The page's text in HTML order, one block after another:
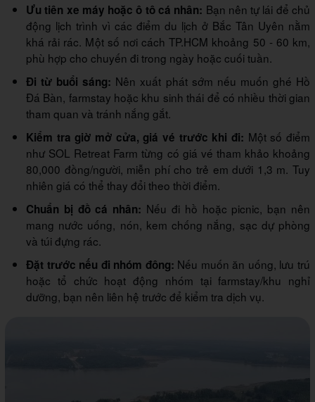
Ưu tiên xe máy hoặc ô tô cá nhân: Bạn nên tự lái để chủ
động lịch trình vì các điểm du lịch ở Bắc Tân Uyên nằm
khá rải rác. Một số nơi cách TP.HCM khoảng 50 - 60 km,
phù hợp cho chuyến đi trong ngày hoặc cuối tuần.
Đi từ buổi sáng: Nên xuất phát sớm nếu muốn ghé Hồ
Đá Bàn, farmstay hoặc khu sinh thái để có nhiều thời gian
tham quan và tránh nắng gắt.
Kiểm tra giờ mở cửa, giá vé trước khi đi: Một số điểm
như SOL Retreat Farm từng có giá vé tham khảo khoảng
80,000 đồng/người, miễn phí cho trẻ em dưới 1,3 m. Tuy
nhiên giá có thể thay đổi theo thời điểm.
Chuẩn bị đồ cá nhân: Nếu đi hồ hoặc picnic, bạn nên
mang nước uống, nón, kem chống nắng, sạc dự phòng
và túi đựng rác.
Đặt trước nếu đi nhóm đông: Nếu muốn ăn uống, lưu trú
hoặc tổ chức hoạt động nhóm tại farmstay/khu nghỉ
dưỡng, bạn nên liên hệ trước để kiểm tra dịch vụ.